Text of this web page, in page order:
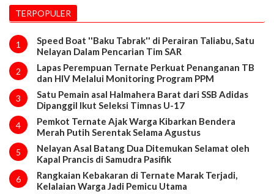
TERPOPULER
1
Speed Boat ''Baku Tabrak'' di Perairan Taliabu, Satu
Nelayan Dalam Pencarian Tim SAR
2
Lapas Perempuan Ternate Perkuat Penanganan TB
dan HIV Melalui Monitoring Program PPM
3
Satu Pemain asal Halmahera Barat dari SSB Adidas
Dipanggil Ikut Seleksi Timnas U-17
4
Pemkot Ternate Ajak Warga Kibarkan Bendera
Merah Putih Serentak Selama Agustus
5
Nelayan Asal Batang Dua Ditemukan Selamat oleh
Kapal Prancis di Samudra Pasifik
6
Rangkaian Kebakaran di Ternate Marak Terjadi,
Kelalaian Warga Jadi Pemicu Utama